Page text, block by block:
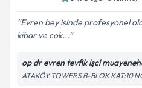
Kişisel verilerimin
Metni'ni okudum ve
Evren bey isinde profesyonel
kibar ve cok...
op dr evren tevfik işci
ATAKÖY TOWERS B-BLOK KAT:10